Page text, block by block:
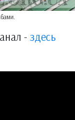
- здесь